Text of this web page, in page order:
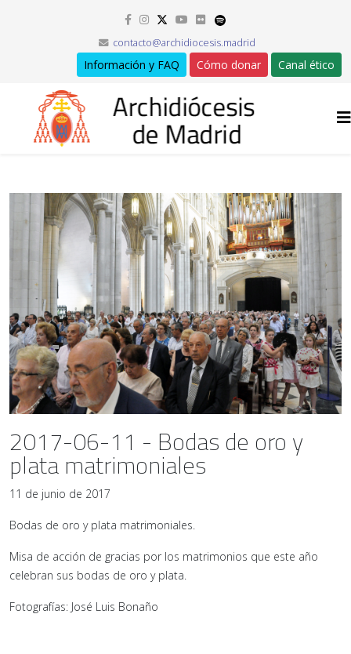
contacto@archidiocesis.madrid
Información y FAQ Cómo donar Canal ético
2017-06-11 - Bodas de oro y
plata matrimoniales
11 de junio de 2017
Bodas de oro y plata matrimoniales.
Misa de acción de gracias por los matrimonios que este año
celebran sus bodas de oro y plata.
Fotografías: José Luis Bonaño